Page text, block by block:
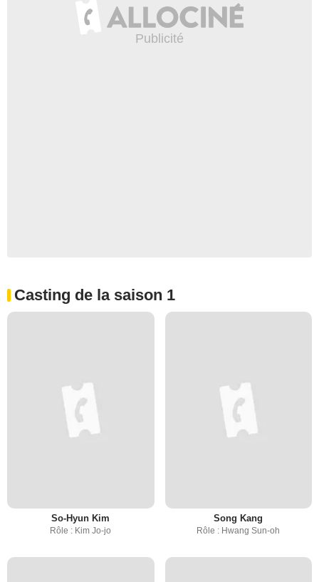
Casting de la saison 1
So-Hyun Kim
Rôle : Kim Jo-jo
Song Kang
Rôle : Hwang Sun-oh